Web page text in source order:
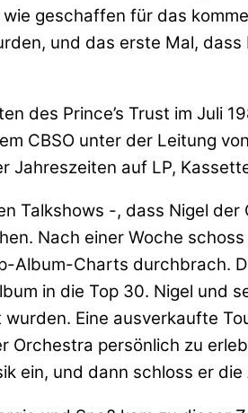
geschaffen für das
und das erste Mal,
des Prince’s Trust im Juli
CBSO unter der Leitung
Jahreszeiten auf LP,
Talkshows -, dass Nigel
Nach einer Woche
Charts durchbrach.
in die Top 30. Nigel und
Eine ausverkaufte
Orchestra persönlich zu
ein, und dann schloss er